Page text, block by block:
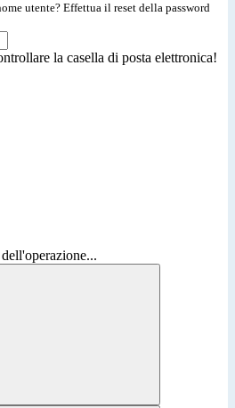
utente? Effettua il reset della password
la casella di posta elettronica!